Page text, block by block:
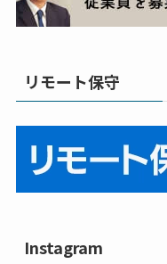
リモート保守
Instagram